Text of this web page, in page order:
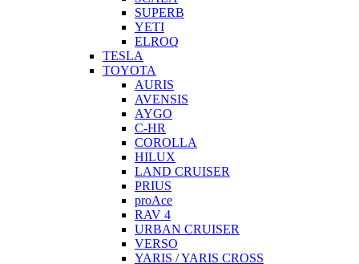
SUPERB
YETI
ELROQ
TESLA
TOYOTA
AURIS
AVENSIS
AYGO
C-HR
COROLLA
HILUX
LAND CRUISER
PRIUS
proAce
RAV 4
URBAN CRUISER
VERSO
YARIS / YARIS CROSS